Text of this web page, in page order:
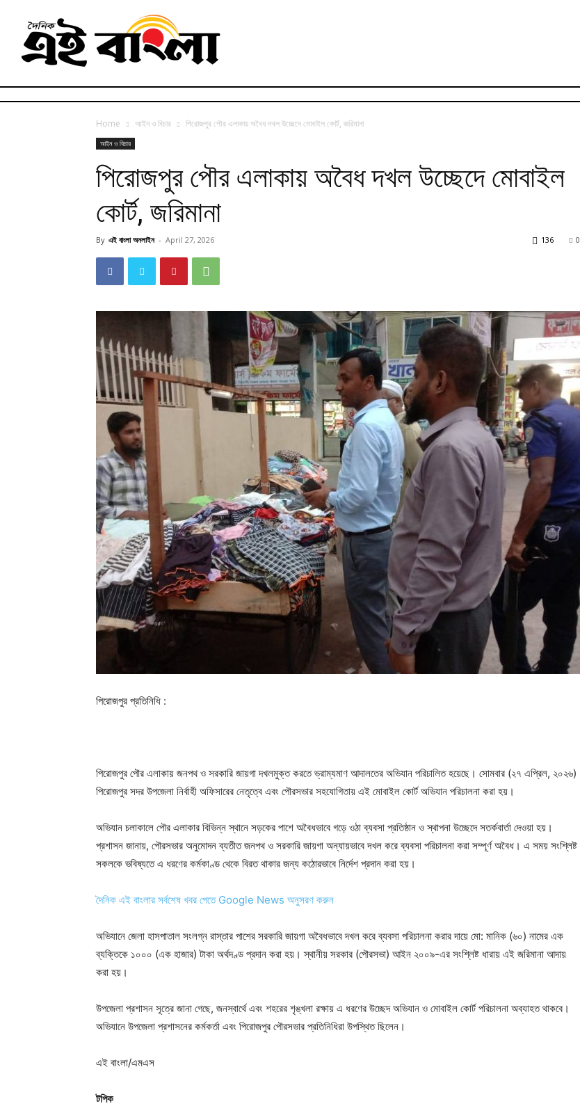
Home আইন ও বিচার পিরোজপুর পৌর এলাকায় অবৈধ দখল উচ্ছেদে মোবাইল কোর্ট, জরিমানা
আইন ও বিচার
পিরোজপুর পৌর এলাকায় অবৈধ দখল উচ্ছেদে মোবাইল
কোর্ট, জরিমানা
By এই বাংলা অনলাইন - April 27, 2026 0
136
পিরোজপুর প্রতিনিধি :
পিরোজপুর পৌর এলাকায় জনপথ ও সরকারি জায়গা দখলমুক্ত করতে ভ্রাম্যমাণ আদালতের অভিযান পরিচালিত হয়েছে। সোমবার (২৭ এপ্রিল, ২০২৬)
পিরোজপুর সদর উপজেলা নির্বাহী অফিসারের নেতৃত্বে এবং পৌরসভার সহযোগিতায় এই মোবাইল কোর্ট অভিযান পরিচালনা করা হয়।
অভিযান চলাকালে পৌর এলাকার বিভিন্ন স্থানে সড়কের পাশে অবৈধভাবে গড়ে ওঠা ব্যবসা প্রতিষ্ঠান ও স্থাপনা উচ্ছেদে সতর্কবার্তা দেওয়া হয়।
প্রশাসন জানায়, পৌরসভার অনুমোদন ব্যতীত জনপথ ও সরকারি জায়গা অন্যায়ভাবে দখল করে ব্যবসা পরিচালনা করা সম্পূর্ণ অবৈধ। এ সময় সংশ্লিষ্ট
সকলকে ভবিষ্যতে এ ধরণের কর্মকাণ্ড থেকে বিরত থাকার জন্য কঠোরভাবে নির্দেশ প্রদান করা হয়।
দৈনিক এই বাংলার সর্বশেষ খবর পেতে Google News অনুসরণ করুন
অভিযানে জেলা হাসপাতাল সংলগ্ন রাস্তার পাশের সরকারি জায়গা অবৈধভাবে দখল করে ব্যবসা পরিচালনা করার দায়ে মো: মানিক (৬০) নামের এক
ব্যক্তিকে ১০০০ (এক হাজার) টাকা অর্থদণ্ড প্রদান করা হয়। স্থানীয় সরকার (পৌরসভা) আইন ২০০৯-এর সংশ্লিষ্ট ধারায় এই জরিমানা আদায়
করা হয়।
উপজেলা প্রশাসন সূত্রে জানা গেছে, জনস্বার্থে এবং শহরের শৃঙ্খলা রক্ষায় এ ধরণের উচ্ছেদ অভিযান ও মোবাইল কোর্ট পরিচালনা অব্যাহত থাকবে।
অভিযানে উপজেলা প্রশাসনের কর্মকর্তা এবং পিরোজপুর পৌরসভার প্রতিনিধিরা উপস্থিত ছিলেন।
এই বাংলা/এমএস
টপিক